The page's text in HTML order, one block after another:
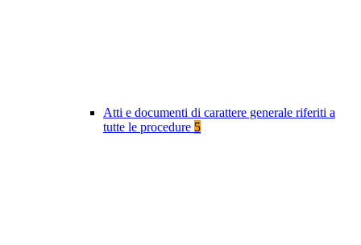
Atti e documenti di carattere generale riferiti a
tutte le procedure 5